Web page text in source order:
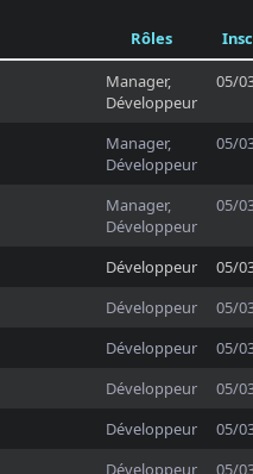
Rôles
Manager,
Développeur
05/
Manager,
Développeur
05/
Manager,
Développeur
05/
Développeur
05/
Développeur
05/
Développeur
05/
Développeur
05/
Développeur
05/
Développeur
05/